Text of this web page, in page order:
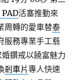
PAD活塞推動來
周轉的愛車替泰
服務專業手工翡
婚鑽戒以饒富魅力
剎車片專人快速